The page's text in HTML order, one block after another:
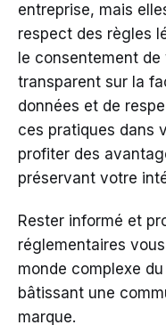
entreprise, mais
respect des règles
le consentement de
transparent sur la
données et de
ces pratiques dans
profiter des
préservant votre
Rester informé et
réglementaires
monde complexe
bâtissant une
marque.